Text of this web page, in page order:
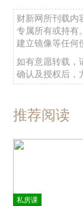
财新网所刊载内
专属所有或持有
建立镜像等任何
如有意愿转载，
确认及授权后，
推荐阅读
私房课